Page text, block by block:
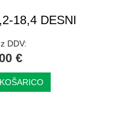
18,4 DESNI
DDV:
€